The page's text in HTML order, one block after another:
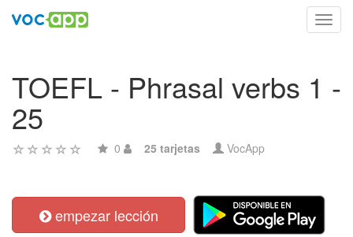
TOEFL - Phrasal verbs 1 -
25
0 25 tarjetas VocApp
empezar lección